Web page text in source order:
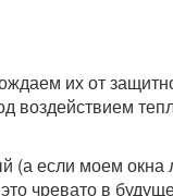
их от
воздействием
(а если моем окна
чревато в